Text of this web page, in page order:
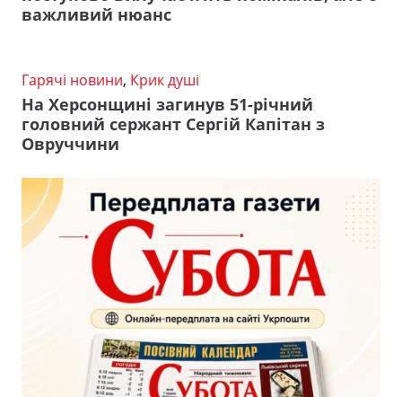
важливий нюанс
Гарячі новини, Крик душі
На Херсонщині загинув 51-річний
головний сержант Сергій Капітан з
Овруччини